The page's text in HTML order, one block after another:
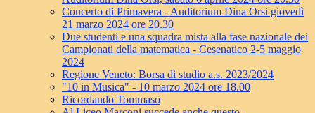
Concerto di Primavera - Auditorium Dina Orsi giovedì
21 marzo 2024 ore 20.30
Due studenti e una squadra mista alla fase nazionale dei
Campionati della matematica - Cesenatico 2-5 maggio
2024
Regione Veneto: Borsa di studio a.s. 2023/2024
"10 in Musica" - 10 marzo 2024 ore 18.00
Ricordando Tommaso